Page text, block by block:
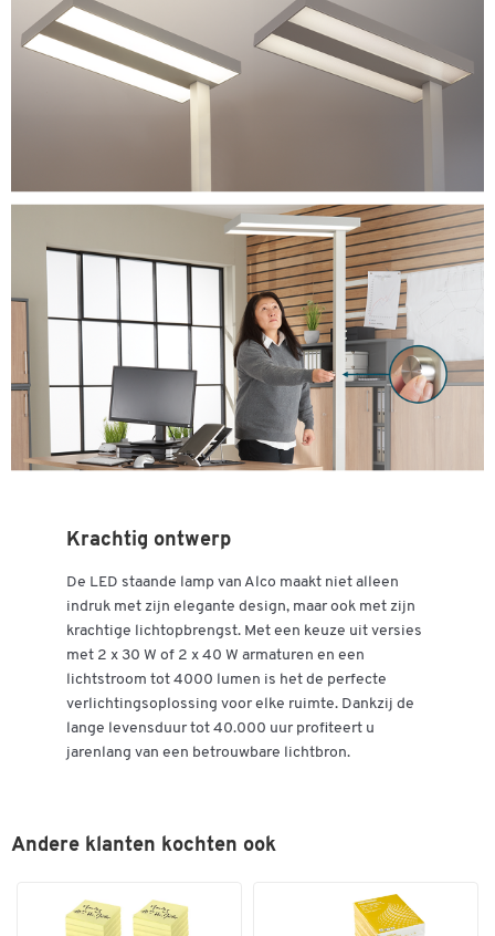
Krachtig ontwerp
De LED staande lamp van Alco maakt niet alleen
indruk met zijn elegante design, maar ook met zijn
krachtige lichtopbrengst. Met een keuze uit versies
met 2 x 30 W of 2 x 40 W armaturen en een
lichtstroom tot 4000 lumen is het de perfecte
verlichtingsoplossing voor elke ruimte. Dankzij de
lange levensduur tot 40.000 uur profiteert u
jarenlang van een betrouwbare lichtbron.
Andere klanten kochten ook